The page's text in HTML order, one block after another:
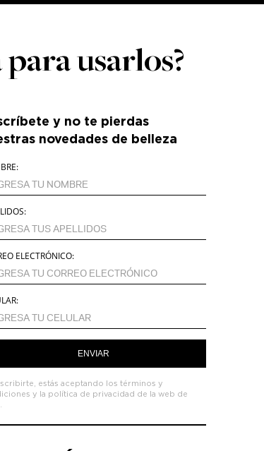
usarlos?
y no te pierdas
novedades de belleza
ELECTRÓNICO:
ENVIAR
estás aceptando los términos y
y la política de privacidad de la web de